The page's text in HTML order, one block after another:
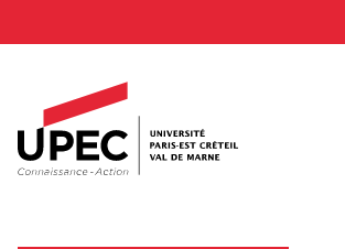
Accès directs
Recherche
Navigation secondaire